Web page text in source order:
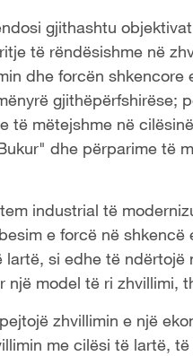
gjithashtu
të rëndësishme në
dhe forcën
gjithëpërfshirëse;
të mëtejshme në
dhe përparime të
industrial të
e forcë në
si edhe të
një model të ri zhvillimi,
zhvillimin e një
me cilësi të lartë,